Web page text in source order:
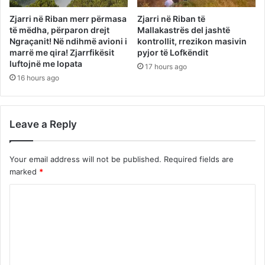
Zjarri në Riban merr përmasa
të mëdha, përparon drejt
Ngraçanit! Në ndihmë avioni i
marrë me qira! Zjarrfikësit
luftojnë me lopata
16 hours ago
Zjarri në Riban të
Mallakastrës del jashtë
kontrollit, rrezikon masivin
pyjor të Lofkëndit
17 hours ago
Leave a Reply
Your email address will not be published. Required fields are
marked *